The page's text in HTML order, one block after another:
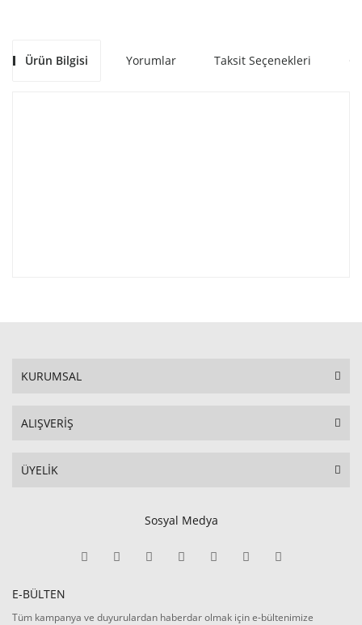
Ürün Bilgisi Yorumlar Taksit Seçenekleri
KURUMSAL
ALIŞVERİŞ
ÜYELİK
Sosyal Medya
E-BÜLTEN
Tüm kampanya ve duyurulardan haberdar olmak için e-bültenimize